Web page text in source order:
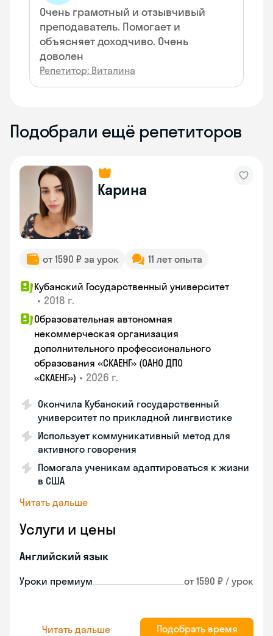
Очень грамотный и отзывчивый
преподаватель. Помогает и
объясняет доходчиво. Очень
доволен
Репетитор: Виталина
Подобрали ещё репетиторов
Карина
от 1590 ₽ за урок 11 лет опыта
Кубанский Государственный университет
• 2018 г.
Образовательная автономная
некоммерческая организация
дополнительного профессионального
образования «СКАЕНГ» (ОАНО ДПО
«СКАЕНГ») • 2026 г.
Окончила Кубанский государственный
университет по прикладной лингвистике
Использует коммуникативный метод для
активного говорения
Помогала ученикам адаптироваться к жизни
в США
Читать дальше
Услуги и цены
Английский язык
Уроки премиум от 1590 ₽ / урок
Читать дальше Подобрать время